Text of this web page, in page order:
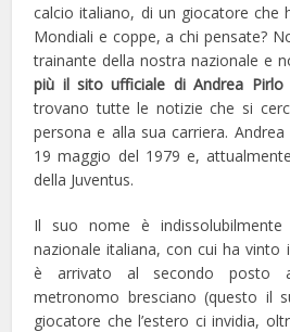
calcio italiano, di un giocatore che
Mondiali e coppe, a chi pensate?
trainante della nostra nazionale e
più il sito ufficiale di Andrea Pirlo
trovano tutte le notizie che si
persona e alla sua carriera.
19 maggio del 1979 e,
della Juventus.
Il suo nome è
nazionale italiana, con cui ha vinto
è arrivato al secondo posto
metronomo bresciano (questo il
giocatore che l’estero ci invidia,